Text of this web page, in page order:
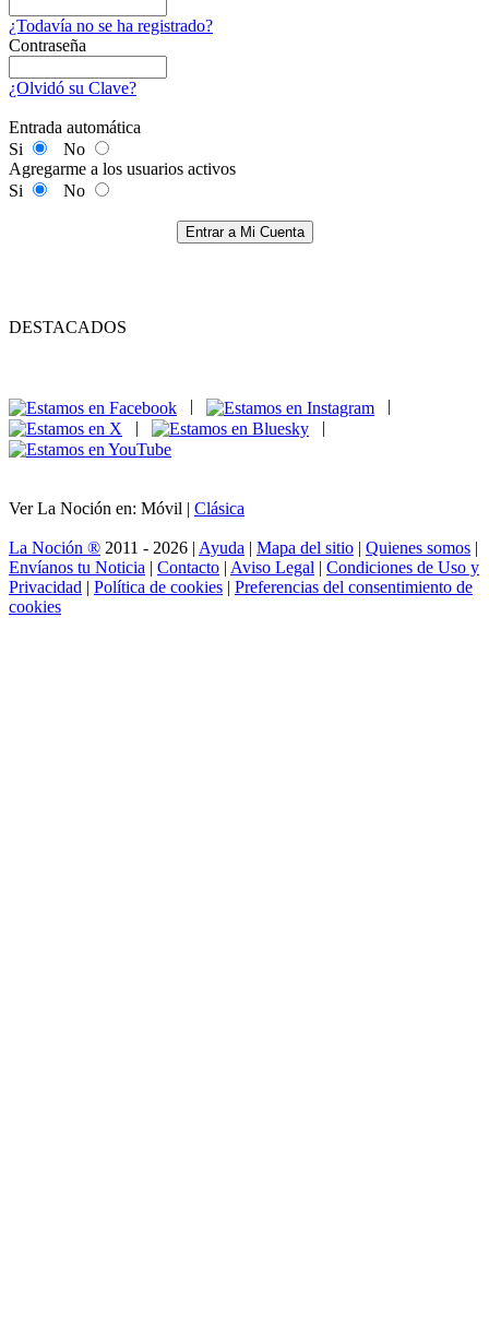
¿Todavía no se ha registrado?
Contraseña
¿Olvidó su Clave?
Entrada automática
Si
No
Agregarme a los usuarios activos
Si
No
Entrar a Mi Cuenta
DESTACADOS
|
|
|
|
Ver La Noción en: Móvil | Clásica
La Noción ® 2011 - 2026 | Ayuda | Mapa del sitio | Quienes somos |
Envíanos tu Noticia | Contacto | Aviso Legal | Condiciones de Uso y
Privacidad | Política de cookies | Preferencias del consentimiento de
cookies